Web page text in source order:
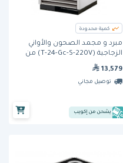
كمية محدودة
مبرد و مجمد الصحون والأواني
الزجاجية (T-24-Gc-S-220V) من
13,579
توصيل مجاني
يشحن من إكويب